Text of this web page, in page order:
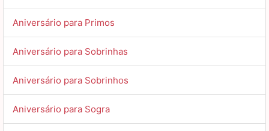
Aniversário para Primos
Aniversário para Sobrinhas
Aniversário para Sobrinhos
Aniversário para Sogra